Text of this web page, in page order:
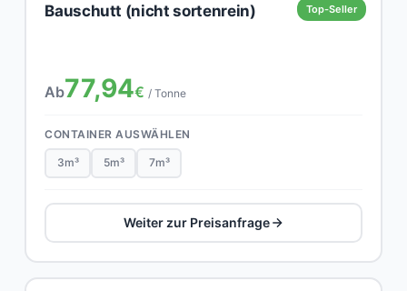
Top-Seller
Bauschutt (nicht sortenrein)
Ab77,94€ / Tonne
CONTAINER AUSWÄHLEN
3m³ 5m³ 7m³
Weiter zur Preisanfrage